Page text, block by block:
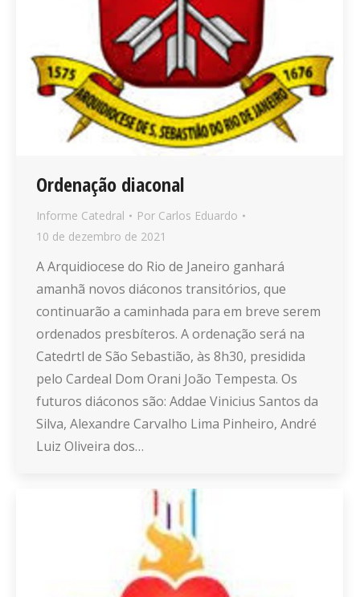
Ordenação diaconal
Informe Catedral Por Carlos Eduardo
10 de dezembro de 2021
A Arquidiocese do Rio de Janeiro ganhará
amanhã novos diáconos transitórios, que
continuarão a caminhada para em breve serem
ordenados presbíteros. A ordenação será na
Catedrtl de São Sebastião, às 8h30, presidida
pelo Cardeal Dom Orani João Tempesta. Os
futuros diáconos são: Addae Vinicius Santos da
Silva, Alexandre Carvalho Lima Pinheiro, André
Luiz Oliveira dos…